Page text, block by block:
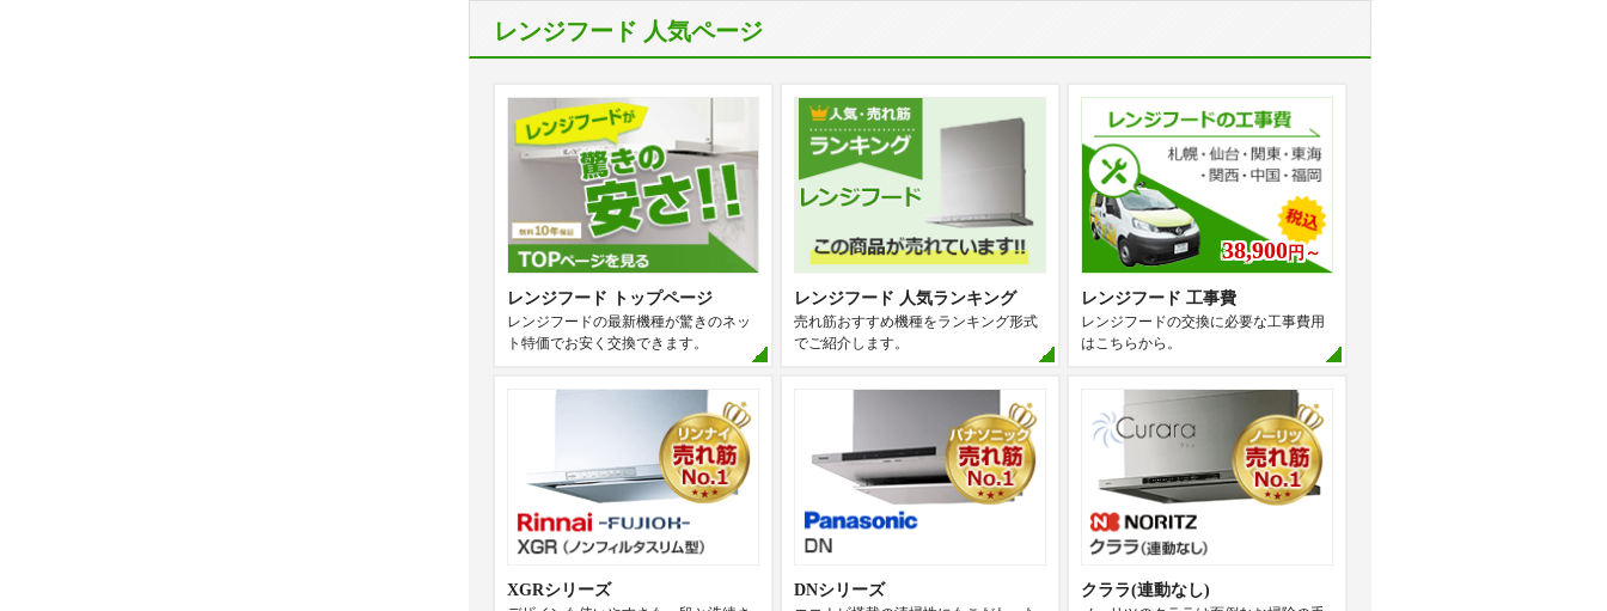
レンジフード 人気ページ
レンジフード トップページ
レンジフードの最新機種が驚きのネッ
ト特価でお安く交換できます。
レンジフード 人気ランキング
売れ筋おすすめ機種をランキング形式
でご紹介します。
38,900円～
レンジフード 工事費
レンジフードの交換に必要な工事費用
はこちらから。
XGRシリーズ DNシリーズ クララ(連動なし)